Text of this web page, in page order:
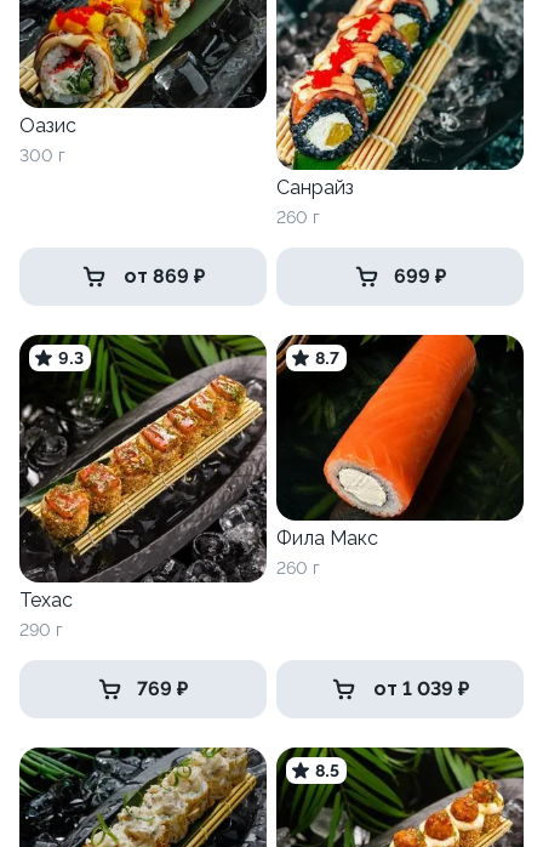
Оазис
300 г
от 869 ₽
Санрайз
260 г
699 ₽
9.3
Техас
290 г
769 ₽
8.7
Фила Макс
260 г
от 1 039 ₽
8.5